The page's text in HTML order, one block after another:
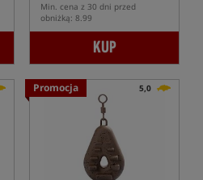
Min. cena z 30 dni przed
obniżką: 8.99
KUP
Promocja 5,0